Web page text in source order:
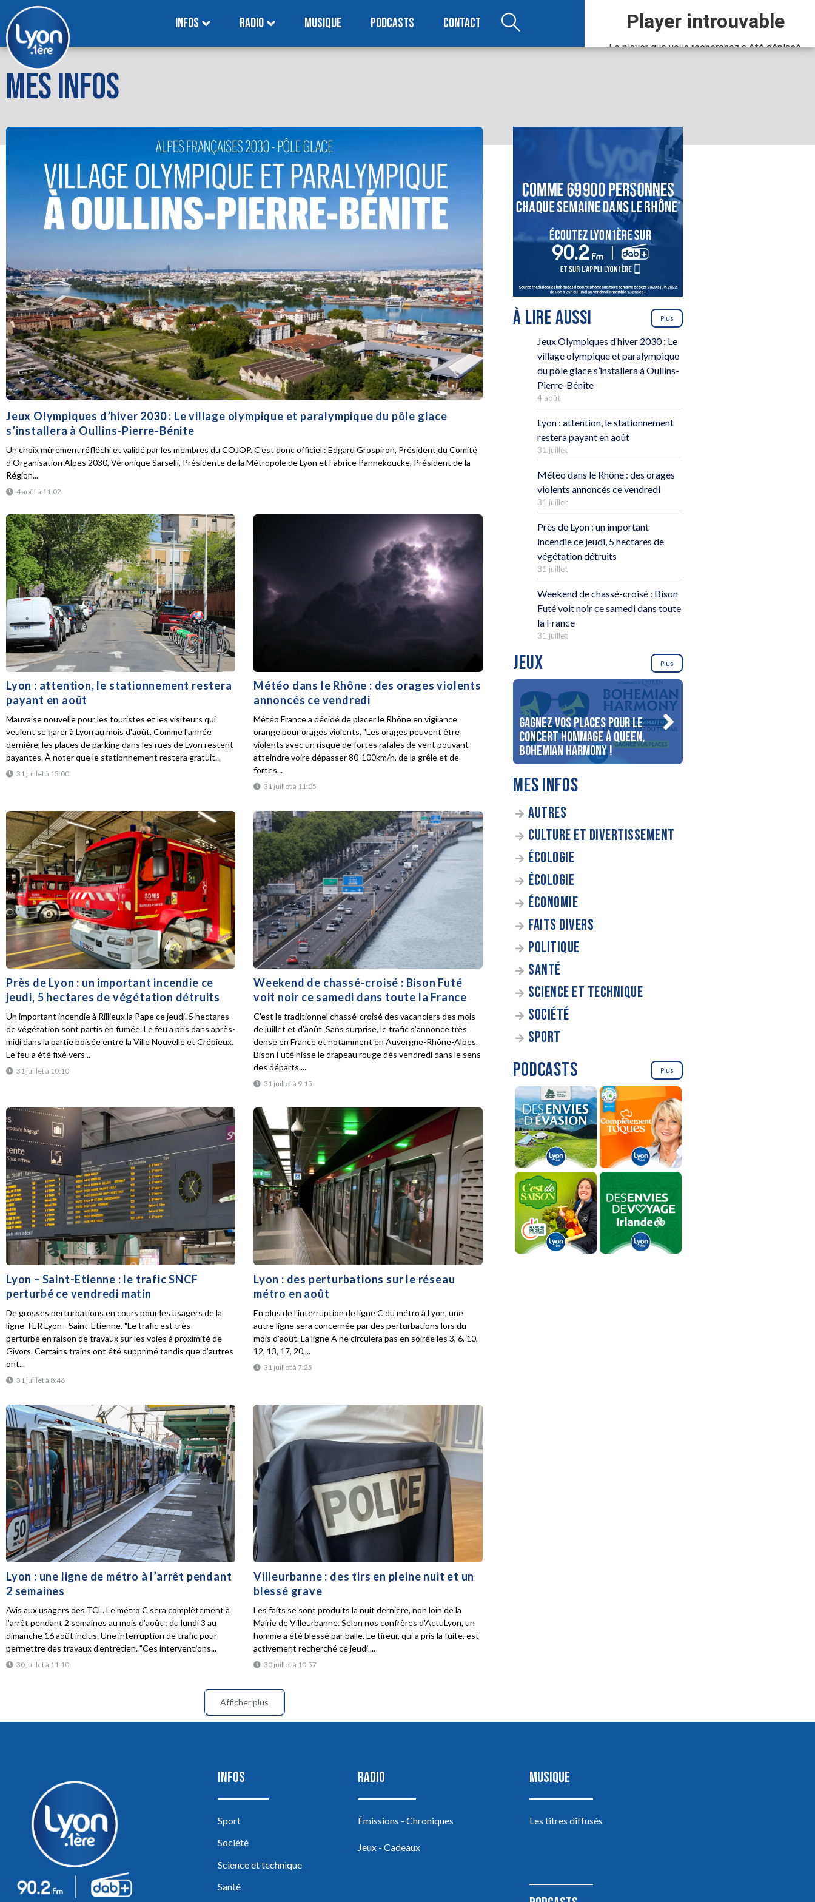
INFOS RADIO MUSIQUE PODCASTS CONTACT
MES INFOS
Jeux Olympiques d’hiver 2030 : Le village olympique et paralympique du pôle glace
s’installera à Oullins-Pierre-Bénite
4 août à 11:02
Un choix mûrement réfléchi et validé par les membres du COJOP. C'est donc officiel : Edgard Grospiron, Président du Comité
d'Organisation Alpes 2030, Véronique Sarselli, Présidente de la Métropole de Lyon et Fabrice Pannekoucke, Président de la
Région...
Lyon : attention, le stationnement restera
payant en août
31 juillet à 15:00
Mauvaise nouvelle pour les touristes et les visiteurs qui
veulent se garer à Lyon au mois d'août. Comme l'année
dernière, les places de parking dans les rues de Lyon restent
payantes. À noter que le stationnement restera gratuit...
Météo dans le Rhône : des orages violents
annoncés ce vendredi
31 juillet à 11:05
Météo France a décidé de placer le Rhône en vigilance
orange pour orages violents. "Les orages peuvent être
violents avec un risque de fortes rafales de vent pouvant
atteindre voire dépasser 80-100km/h, de la grêle et de
fortes...
Près de Lyon : un important incendie ce
jeudi, 5 hectares de végétation détruits
31 juillet à 10:10
Un important incendie à Rillieux la Pape ce jeudi. 5 hectares
de végétation sont partis en fumée. Le feu a pris dans après-
midi dans la partie boisée entre la Ville Nouvelle et Crépieux.
Le feu a été fixé vers...
Weekend de chassé-croisé : Bison Futé
voit noir ce samedi dans toute la France
31 juillet à 9:15
C'est le traditionnel chassé-croisé des vacanciers des mois
de juillet et d'août. Sans surprise, le trafic s'annonce très
dense en France et notamment en Auvergne-Rhône-Alpes.
Bison Futé hisse le drapeau rouge dès vendredi dans le sens
des départs....
Lyon – Saint-Etienne : le trafic SNCF
perturbé ce vendredi matin
31 juillet à 8:46
De grosses perturbations en cours pour les usagers de la
ligne TER Lyon - Saint-Etienne. "Le trafic est très
perturbé en raison de travaux sur les voies à proximité de
Givors. Certains trains ont été supprimé tandis que d'autres
ont...
Lyon : des perturbations sur le réseau
métro en août
31 juillet à 7:25
En plus de l'interruption de ligne C du métro à Lyon, une
autre ligne sera concernée par des perturbations lors du
mois d'août. La ligne A ne circulera pas en soirée les 3, 6, 10,
12, 13, 17, 20,...
Lyon : une ligne de métro à l’arrêt pendant
2 semaines
30 juillet à 11:10
Avis aux usagers des TCL. Le métro C sera complètement à
l'arrêt pendant 2 semaines au mois d'août : du lundi 3 au
dimanche 16 août inclus. Une interruption de trafic pour
permettre des travaux d'entretien. "Ces interventions...
Villeurbanne : des tirs en pleine nuit et un
blessé grave
30 juillet à 10:57
Les faits se sont produits la nuit dernière, non loin de la
Mairie de Villeurbanne. Selon nos confrères d'ActuLyon, un
homme a été blessé par balle. Le tireur, qui a pris la fuite, est
activement recherché ce jeudi....
Afficher plus
À LIRE AUSSI Plus
Jeux Olympiques d’hiver 2030 : Le
village olympique et paralympique
du pôle glace s’installera à Oullins-
Pierre-Bénite
4 août
Lyon : attention, le stationnement
restera payant en août
31 juillet
Météo dans le Rhône : des orages
violents annoncés ce vendredi
31 juillet
Près de Lyon : un important
incendie ce jeudi, 5 hectares de
végétation détruits
31 juillet
Weekend de chassé-croisé : Bison
Futé voit noir ce samedi dans toute
la France
31 juillet
JEUX Plus
Gagnez vos places pour le
concert Hommage à Queen,
Bohemian Harmony !
MES INFOS
AUTRES
CULTURE ET DIVERTISSEMENT
ÉCOLOGIE
ÉCOLOGIE
ÉCONOMIE
FAITS DIVERS
POLITIQUE
SANTÉ
SCIENCE ET TECHNIQUE
SOCIÉTÉ
SPORT
PODCASTS Plus
INFOS
Sport
Société
Science et technique
Santé
RADIO
Émissions - Chroniques
Jeux - Cadeaux
MUSIQUE
Les titres diffusés